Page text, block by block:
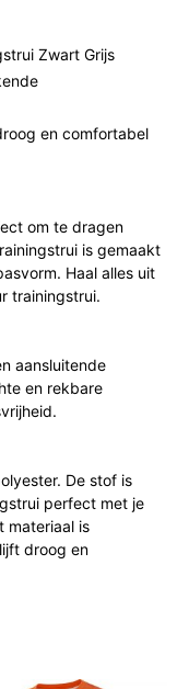
Zwart Grijs
en comfortabel
om te dragen
is gemaakt
Haal alles uit
trainingstrui.
aansluitende
en rekbare
De stof is
perfect met je
materiaal is
droog en